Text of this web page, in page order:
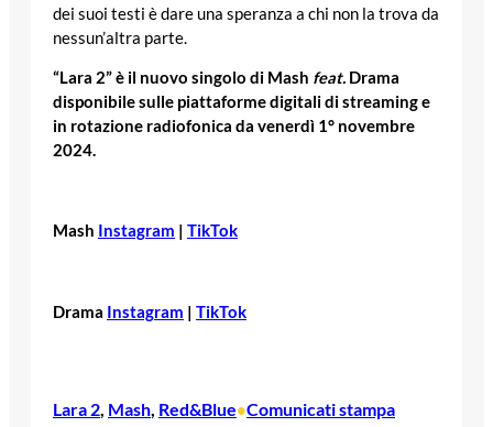
dei suoi testi è dare una speranza a chi non la trova da
nessun’altra parte.
“Lara 2” è il nuovo singolo di Mash feat. Drama
disponibile sulle piattaforme digitali di streaming e
in rotazione radiofonica da venerdì 1° novembre
2024.
Mash Instagram | TikTok
Drama Instagram | TikTok
Lara 2 Mash Red&Blue•Comunicati stampa